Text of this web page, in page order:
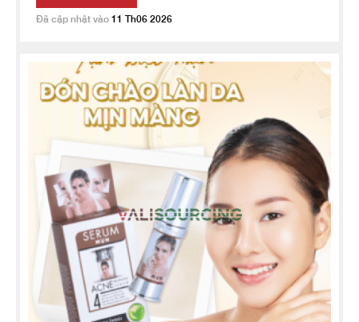
Đã cập nhật vào 11 Th06 2026